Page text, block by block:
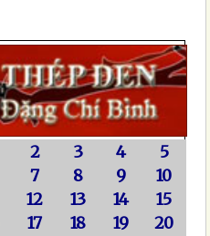
2 3 4
5
7 8 9
10
12 13 14
15
17 18 19
20